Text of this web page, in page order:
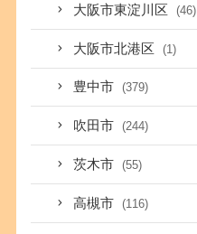
大阪市東淀川区 (46)
大阪市北港区 (1)
豊中市 (379)
吹田市 (244)
茨木市 (55)
高槻市 (116)